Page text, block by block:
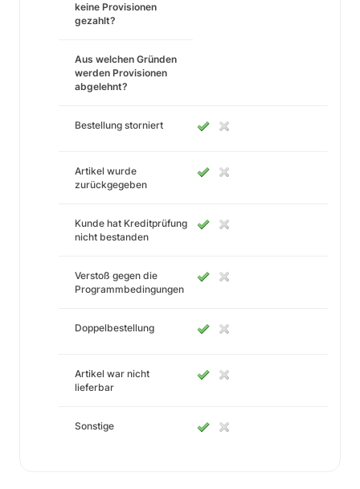
keine Provisionen
gezahlt?
Aus welchen Gründen
werden Provisionen
abgelehnt?
Bestellung storniert
Artikel wurde
zurückgegeben
Kunde hat Kreditprüfung
nicht bestanden
Verstoß gegen die
Programmbedingungen
Doppelbestellung
Artikel war nicht
lieferbar
Sonstige